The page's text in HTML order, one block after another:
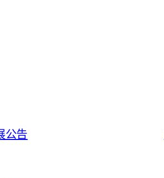
公告